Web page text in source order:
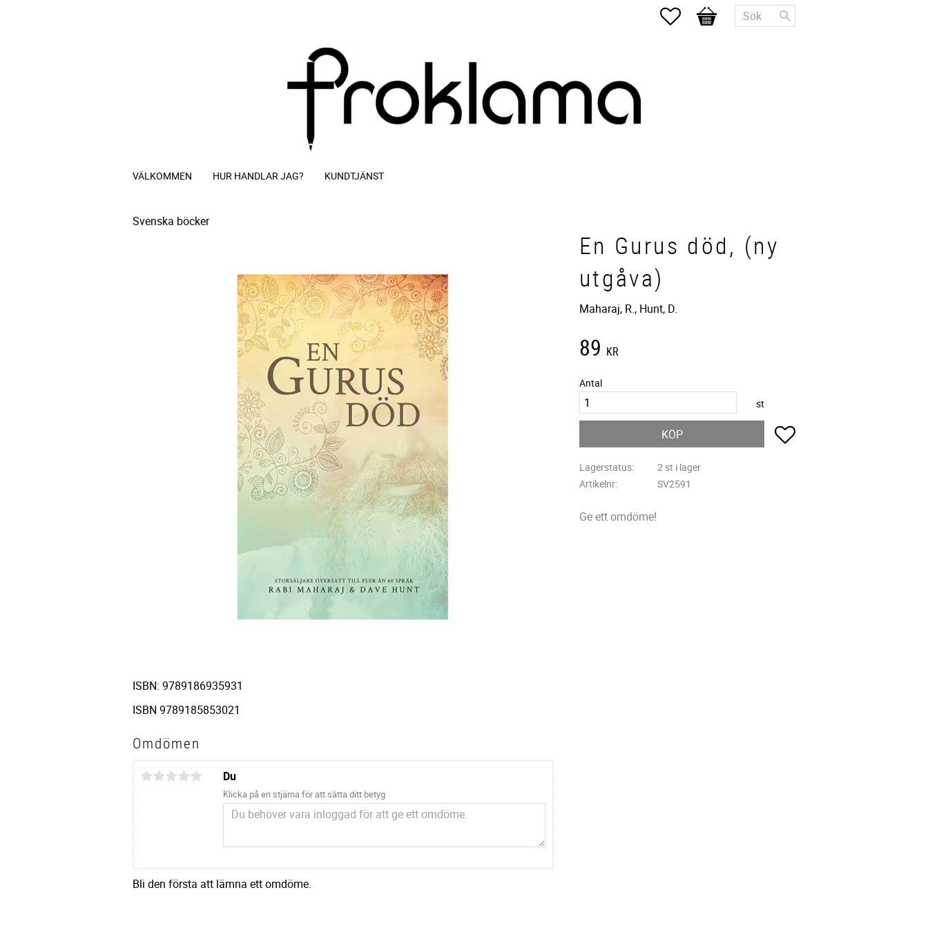
Favoriter
Kundvagn
VÄLKOMMEN HUR HANDLAR JAG? KUNDTJÄNST
Svenska böcker
En Gurus död, (ny
utgåva)
Maharaj, R., Hunt, D.
89 KR
Antal
st
KÖP Lägg till i favoriter
Lagerstatus
2 st i lager
Artikelnr
SV2591
Ge ett omdöme!
ISBN: 9789186935931
ISBN 9789185853021
Omdömen
Du
Klicka på en stjärna för att sätta ditt betyg
Bli den första att lämna ett omdöme.